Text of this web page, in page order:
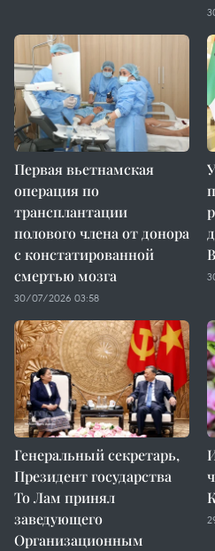
Первая вьетнамская
операция по
трансплантации
полового члена от донора
с констатированной
смертью мозга
30/07/2026 03:58
Генеральный секретарь,
Президент государства
То Лам принял
заведующего
Организационным